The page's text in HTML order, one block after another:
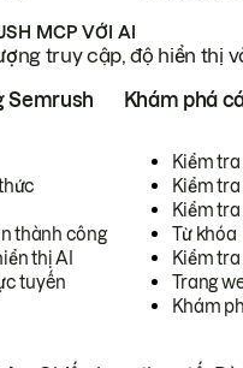
MCP VỚI AI
truy cập, độ hiển thị
Semrush
thành công
thị AI
tuyến
Khám phá
Kiểm
Kiểm tra
Kiểm
Từ khóa
Kiểm
Trang
Khám